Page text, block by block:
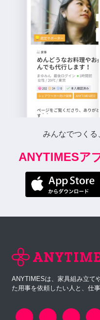
みんなでつくる
ANYTIMESア
ANYTIMESは、家具組み立て
た用事を依頼したい人と、仕